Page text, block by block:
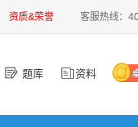
资质&荣誉 客服热线：
题库 资料